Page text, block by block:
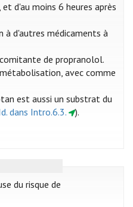
d'au moins 6 heures après
à d'autres médicaments à
de propranolol.
avec comme
est aussi un substrat du
dans Intro.6.3.
).
du risque de